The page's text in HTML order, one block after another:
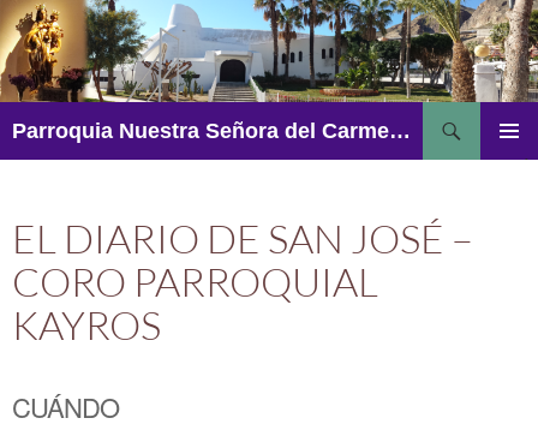
Saltar
al
contenido
Parroquia Nuestra Señora del Carmen – Aguadulce
EL DIARIO DE SAN JOSÉ –
CORO PARROQUIAL
KAYROS
CUÁNDO